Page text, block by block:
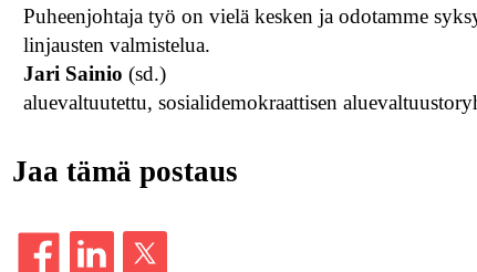
Puheenjohtaja työ on vielä kesken ja odotamme
linjausten valmistelua.
Jari Sainio(sd.)
aluevaltuutettu, sosialidemokraattisen
Jaa tämä postaus